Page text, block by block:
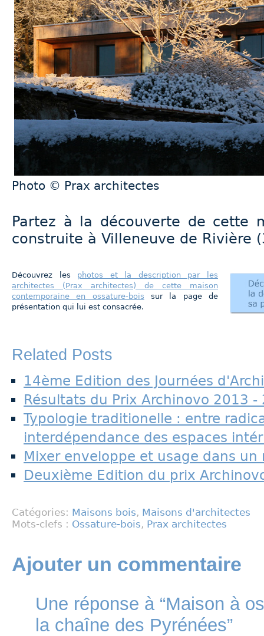
Photo © Prax architectes
Partez à la découverte de cette
construite à Villeneuve de Rivière
Découvrez les photos et la description par les
architectes (Prax architectes) de cette maison
contemporaine en ossature-bois sur la page de
présentation qui lui est consacrée.
Related Posts
14ème Edition des Journées
Résultats du Prix Archinovo 2013 -
Typologie traditionelle : entre
interdépendance des espaces
Mixer enveloppe et usage dans
Deuxième Edition du prix
Catégories: Maisons bois, Maisons d'architectes
Mots-clefs : Ossature-bois, Prax architectes
Ajouter un commentaire
Une réponse à “Maison à
la chaîne des Pyrénées”